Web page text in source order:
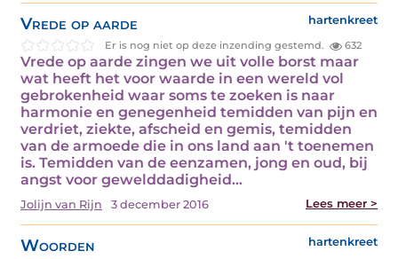
Vrede op aarde hartenkreet
Er is nog niet op deze inzending gestemd. 632
Vrede op aarde zingen we uit volle borst maar
wat heeft het voor waarde in een wereld vol
gebrokenheid waar soms te zoeken is naar
harmonie en genegenheid temidden van pijn en
verdriet, ziekte, afscheid en gemis, temidden
van de armoede die in ons land aan 't toenemen
is. Temidden van de eenzamen, jong en oud, bij
angst voor gewelddadigheid…
Jolijn van Rijn 3 december 2016 Lees meer >
Woorden hartenkreet